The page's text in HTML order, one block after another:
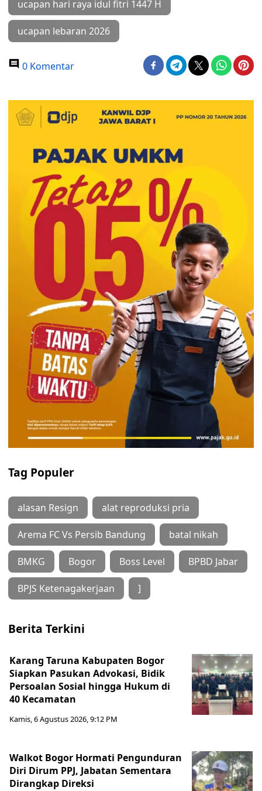
ucapan hari raya idul fitri 1447 H
ucapan lebaran 2026
0 Komentar
Tag Populer
alasan Resign alat reproduksi pria
Arema FC Vs Persib Bandung batal nikah
BMKG Bogor Boss Level BPBD Jabar
BPJS Ketenagakerjaan ]
Berita Terkini
Karang Taruna Kabupaten Bogor
Siapkan Pasukan Advokasi, Bidik
Persoalan Sosial hingga Hukum di
40 Kecamatan
Kamis, 6 Agustus 2026, 9:12 PM
Walkot Bogor Hormati Pengunduran
Diri Dirum PPJ, Jabatan Sementara
Dirangkap Direksi